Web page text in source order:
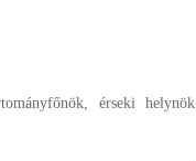
érseki helynök